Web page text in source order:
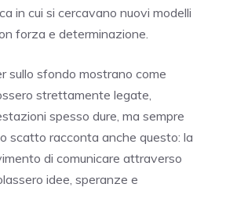
in cui si cercavano nuovi modelli
forza e determinazione.
sullo sfondo mostrano come
strettamente legate,
spesso dure, ma sempre
scatto racconta anche questo: la
di comunicare attraverso
idee, speranze e